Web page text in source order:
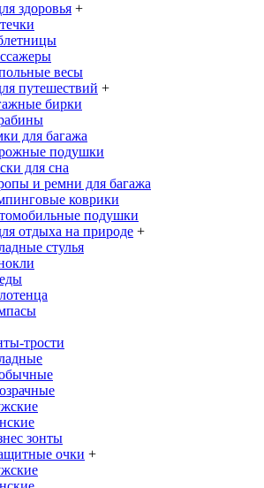
здоровья +
весы
путешествий +
бирки
для багажа
подушки
для сна
и ремни для багажа
коврики
подушки
отдыха на природе +
стулья
трости
зонты
очки +